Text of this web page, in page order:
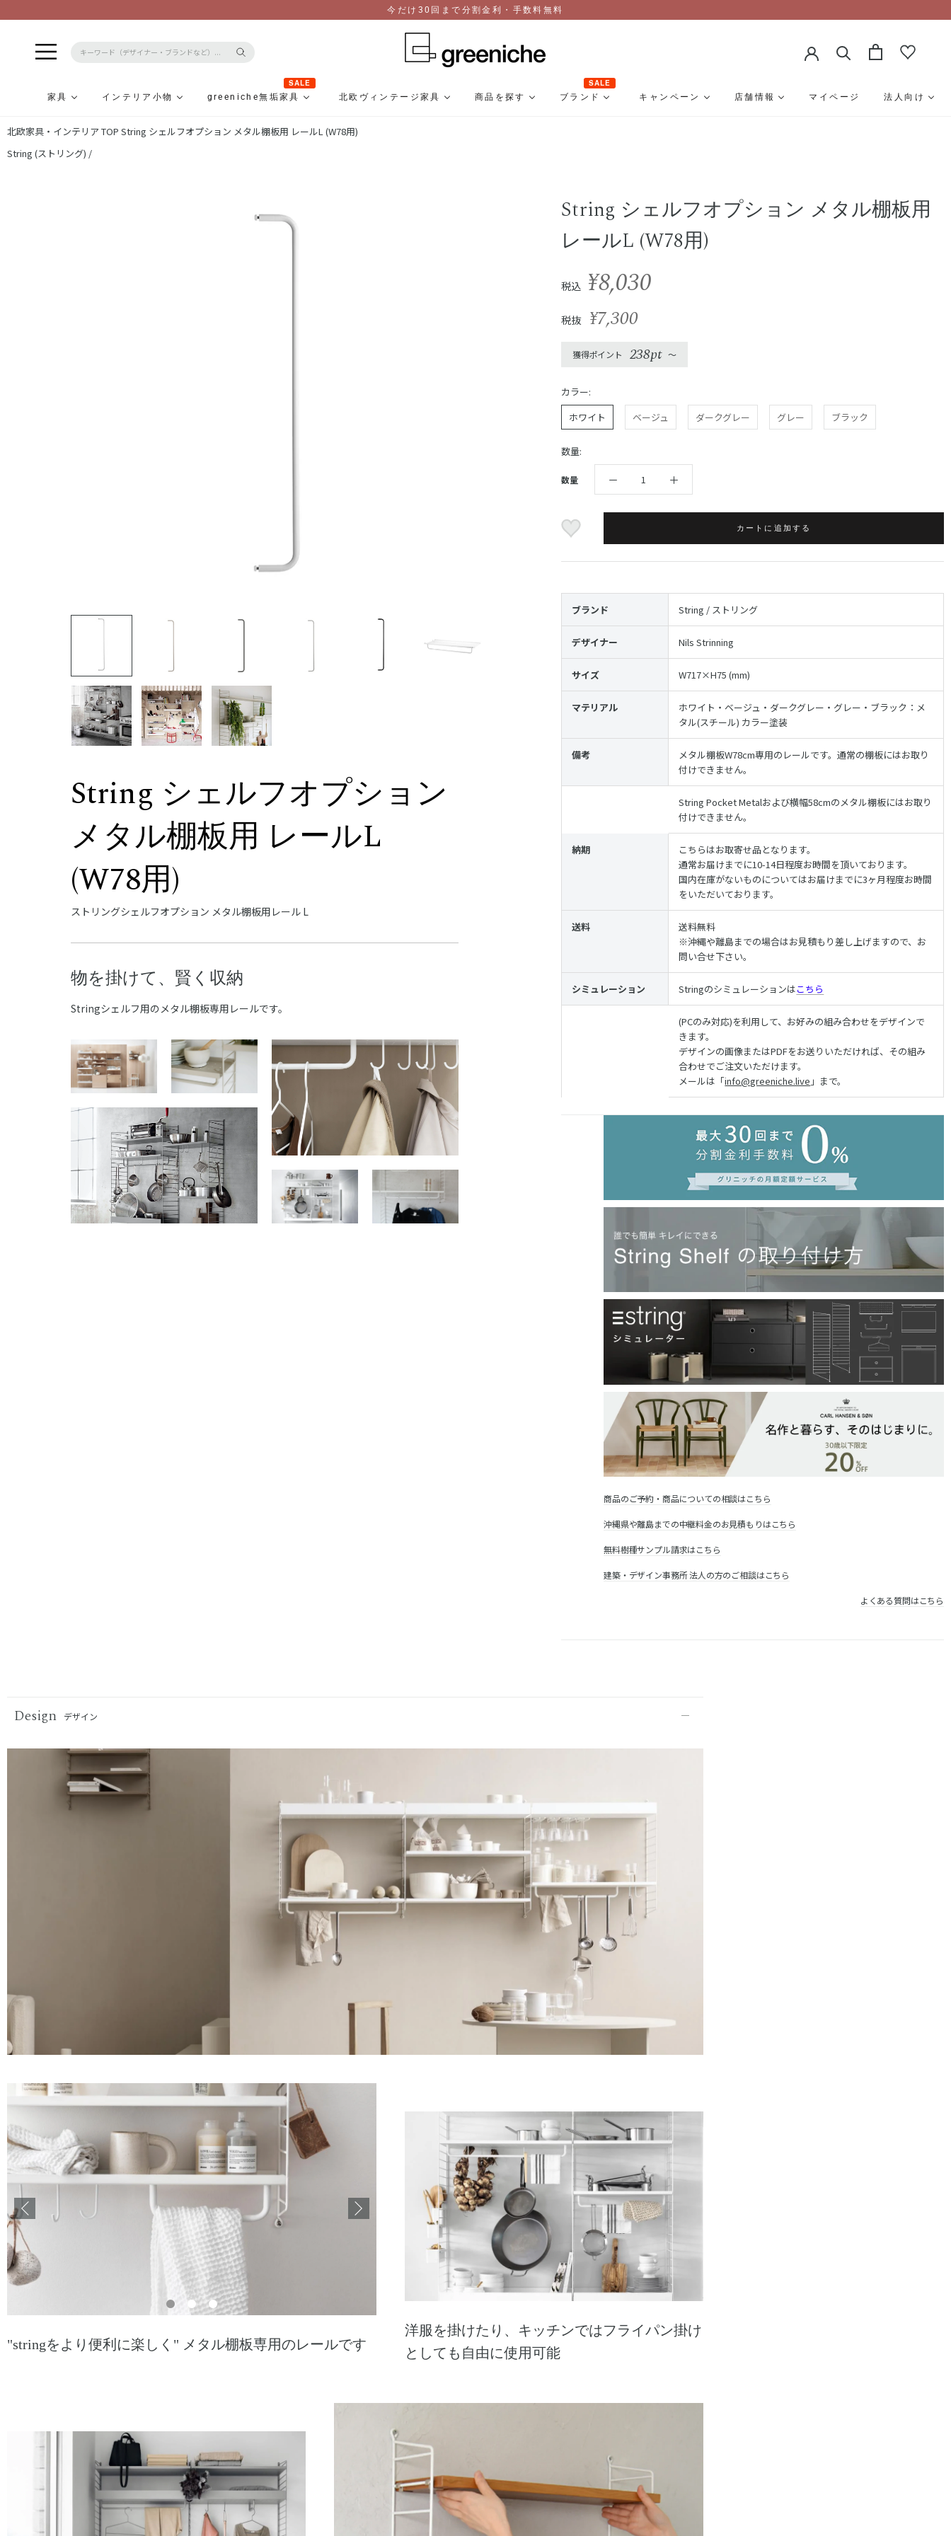
ン
テ
今だけ30回まで分割金利・手数料無料
家具 インテリア小物 greeniche無垢家具
SALE
北欧ヴィンテージ家具
商品を探す ブランド
SALE
キャンペーン
店舗情報 マイページ 法人向け
北欧家具・インテリア TOP String シェルフオプション メタル棚板用 レールL (W78用)
String (ストリング) /
String シェルフオプション
メタル棚板用 レールL
(W78用)
ストリングシェルフオプション メタル棚板用レール L
物を掛けて、賢く収納
Stringシェルフ用のメタル棚板専用レールです。
String シェルフオプション メタル棚板用
レールL (W78用)
税込 ¥8,030
税抜 ¥7,300
獲得ポイント 238pt 〜
カラー:
ホワイト
ベージュ ダークグレー グレー ブラック
数量:
数量
カートに追加する
ブランド String / ストリング
デザイナー Nils Strinning
サイズ W717×H75 (mm)
マテリアル
ホワイト・ベージュ・ダークグレー・グレー・ブラック：メ
タル(スチール) カラー塗装
備考
メタル棚板W78cm専用のレールです。通常の棚板にはお取り
付けできません。
String Pocket Metalおよび横幅58cmのメタル棚板にはお取り
付けできません。
納期
こちらはお取寄せ品となります。
通常お届けまでに10-14日程度お時間を頂いております。
国内在庫がないものについてはお届けまでに3ヶ月程度お時間
をいただいております。
送料
送料無料
※沖縄や離島までの場合はお見積もり差し上げますので、お
問い合せ下さい。
シミュレーション Stringのシミュレーションはこちら
(PCのみ対応)を利用して、お好みの組み合わせをデザインで
きます。
デザインの画像またはPDFをお送りいただければ、その組み
合わせでご注文いただけます。
メールは「info@greeniche.live 」まで。
商品のご予約・商品についての相談はこちら
沖縄県や離島までの中継料金のお見積もりはこちら
無料樹種サンプル請求はこちら
建築・デザイン事務所 法人の方のご相談はこちら
よくある質問はこちら
Design デザイン
"stringをより便利に楽しく" メタル棚板専用のレールです
洋服を掛けたり、キッチンではフライパン掛け
としても自由に使用可能